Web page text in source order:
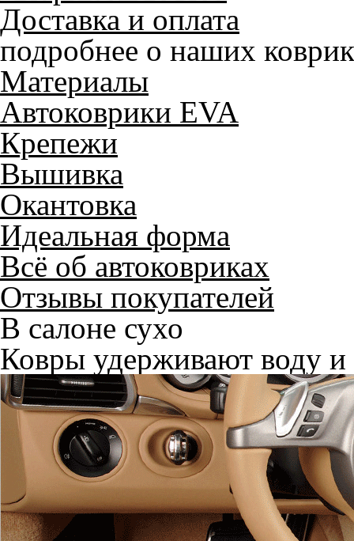
Доставка и оплата
подробнее о наших
Материалы
Автоковрики EVA
Крепежи
Вышивка
Окантовка
Идеальная форма
Всё об автоковриках
Отзывы покупателей
В салоне сухо
Ковры удерживают воду и